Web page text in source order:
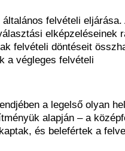
felvételi eljárása.
elképzeléseinek
felvételi döntéseit
a végleges felvételi
a legelső olyan
alapján – a
és belefértek a